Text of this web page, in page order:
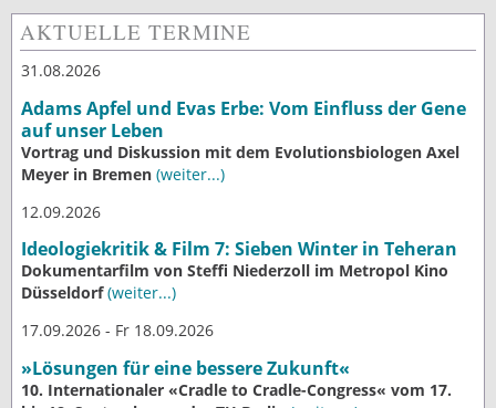
AKTUELLE TERMINE
31.08.2026
Adams Apfel und Evas Erbe: Vom Einfluss der Gene
auf unser Leben
Vortrag und Diskussion mit dem Evolutionsbiologen Axel
Meyer in Bremen (weiter...)
12.09.2026
Ideologiekritik & Film 7: Sieben Winter in Teheran
Dokumentarfilm von Steffi Niederzoll im Metropol Kino
Düsseldorf(weiter...)
17.09.2026 - Fr 18.09.2026
»Lösungen für eine bessere Zukunft«
10. Internationaler «Cradle to Cradle-Congress« vom 17.